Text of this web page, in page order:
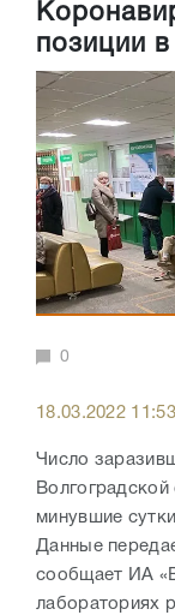
позиции
0
18.03.2022 11:53
Число
минувшие
Данные
сообщает ИА
лабораториях